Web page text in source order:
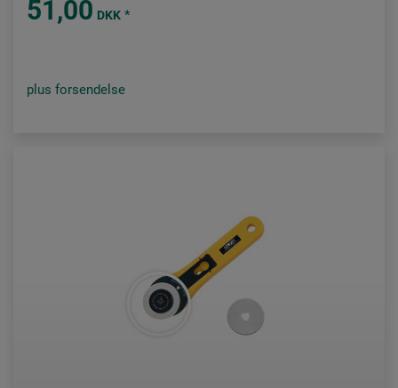
51,00 DKK *
plus forsendelse